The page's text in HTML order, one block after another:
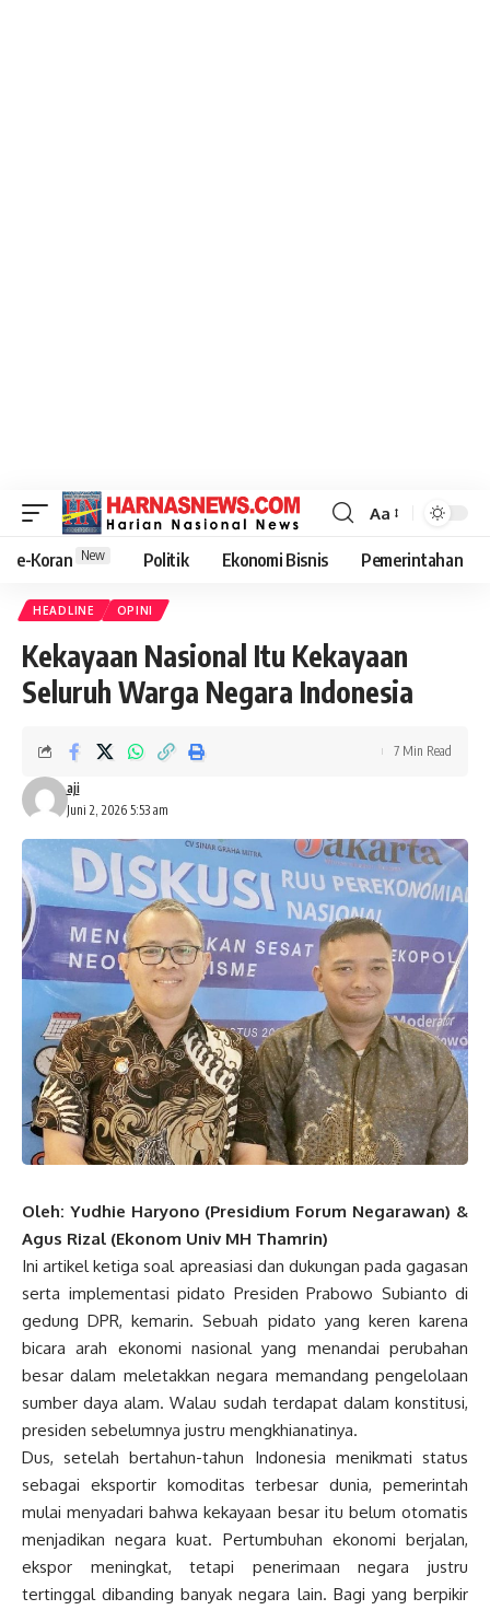
Aa
e-Koran New Politik Ekonomi Bisnis Pemerintahan
HEADLINE OPINI
Kekayaan Nasional Itu Kekayaan
Seluruh Warga Negara Indonesia
Juni 2, 2026 5:53 am
aji
7 Min Read
Oleh: Yudhie Haryono (Presidium Forum Negarawan) &
Agus Rizal (Ekonom Univ MH Thamrin)
Ini artikel ketiga soal apreasiasi dan dukungan pada gagasan
serta implementasi pidato Presiden Prabowo Subianto di
gedung DPR, kemarin. Sebuah pidato yang keren karena
bicara arah ekonomi nasional yang menandai perubahan
besar dalam meletakkan negara memandang pengelolaan
sumber daya alam. Walau sudah terdapat dalam konstitusi,
presiden sebelumnya justru mengkhianatinya.
Dus, setelah bertahun-tahun Indonesia menikmati status
sebagai eksportir komoditas terbesar dunia, pemerintah
mulai menyadari bahwa kekayaan besar itu belum otomatis
menjadikan negara kuat. Pertumbuhan ekonomi berjalan,
ekspor meningkat, tetapi penerimaan negara justru
tertinggal dibanding banyak negara lain. Bagi yang berpikir